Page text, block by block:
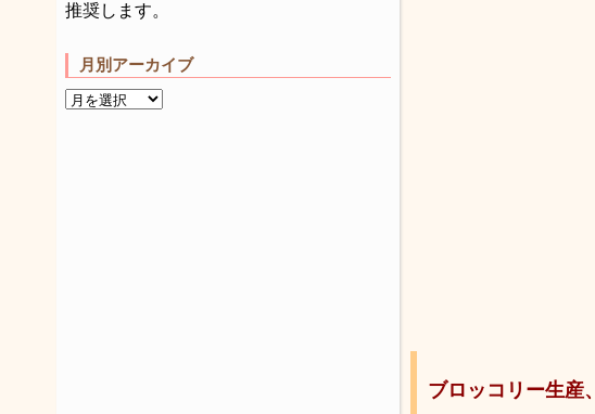
推奨します。
月別アーカイブ
ブロッコリー生